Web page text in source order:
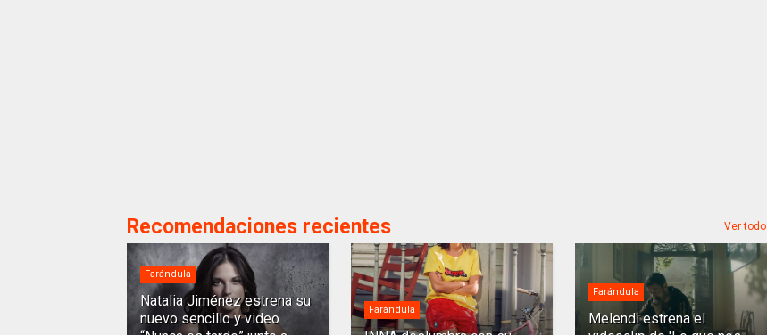
Recomendaciones recientes Ver todo
Farándula
Natalia Jiménez estrena su
nuevo sencillo y video
Farándula
Farándula
Melendi estrena el